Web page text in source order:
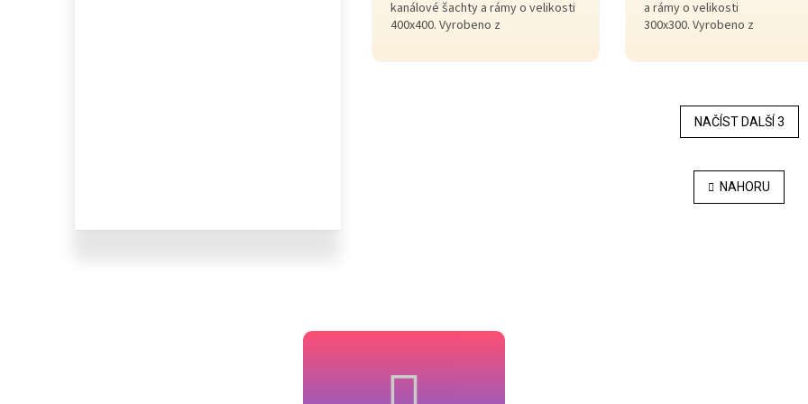
kanálové šachty a rámy o velikosti
400x400. Vyrobeno z
a rámy o velikosti
300x300. Vyrobeno z
v
l
NAČÍST DALŠÍ 3
NAHORU